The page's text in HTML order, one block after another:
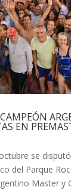
EN
se
del Parque
Master y